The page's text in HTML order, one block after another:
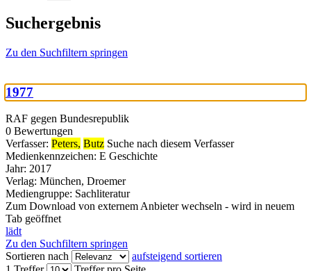
Suchergebnis
Zu den Suchfiltern springen
1977
RAF gegen Bundesrepublik
0 Bewertungen
Verfasser: Peters, Butz Suche nach diesem Verfasser
Medienkennzeichen: E Geschichte
Jahr: 2017
Verlag: München, Droemer
Mediengruppe: Sachliteratur
Zum Download von externem Anbieter wechseln - wird in neuem
Tab geöffnet
lädt
Zu den Suchfiltern springen
Sortieren nach
aufsteigend sortieren